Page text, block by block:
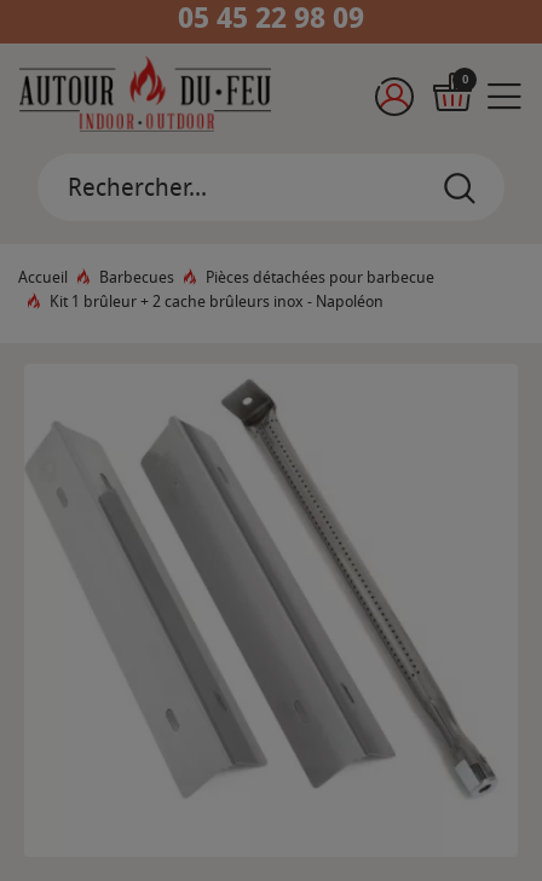
05 45 22 98 09
0
Accueil Barbecues
Pièces détachées pour barbecue
Kit 1 brûleur + 2 cache brûleurs inox - Napoléon